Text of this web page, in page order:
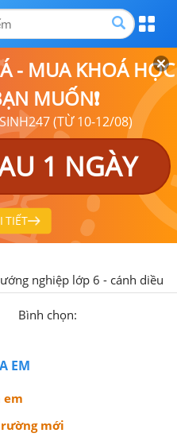
- MUA KHOÁ HỌC
MUỐN❗
(TỪ 10-12/08)
1 NGÀY
TIẾT
nghiệp lớp 6 - cánh diều
Bình chọn:
EM
em
mới